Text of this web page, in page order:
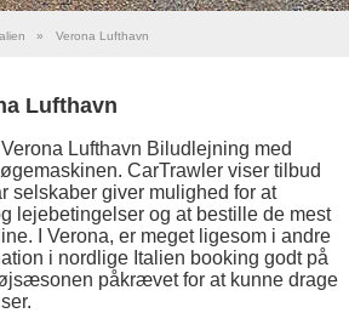
» Verona Lufthavn
Lufthavn
Lufthavn Biludlejning med
CarTrawler viser tilbud
selskaber giver mulighed for at
lejebetingelser og at bestille de mest
I Verona, er meget ligesom i andre
i nordlige Italien booking godt på
påkrævet for at kunne drage